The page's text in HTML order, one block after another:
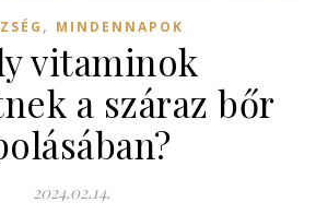
, MINDENNAPOK
vitaminok
a száraz bőr
2024.02.14.